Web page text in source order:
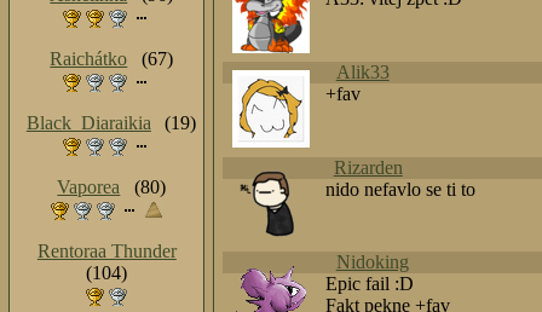
Alik33
+fav
Rizarden
nido nefavlo se ti to
Nidoking
Epic fail :D
Fakt pekne +fav
Raichátko (67)
Black_Diaraikia (19)
Vaporea (80)
Rentoraa Thunder
(104)